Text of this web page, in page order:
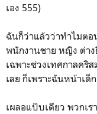
เอง 555)
ฉันก็ว่าแล้วว่าทำไมต
พนักงานชาย หญิง ต่า
เฉพาะช่วงเทศกาลคริ
เลย ก็เพราะฉันหน้าเด็
เผลอแป๊บเดียว พวกเ